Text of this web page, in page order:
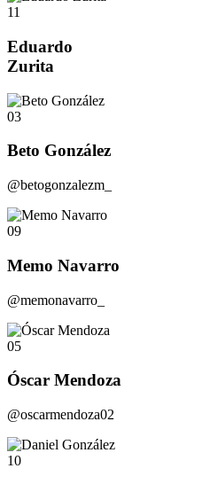
11
Eduardo
Zurita
03
Beto González
@betogonzalezm_
09
Memo Navarro
@memonavarro_
05
Óscar Mendoza
@oscarmendoza02
10